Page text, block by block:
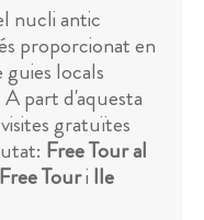
nucli antic
proporcionat en
locals
part d'aquesta
gratuïtes
Free Tour al
Touri Ile